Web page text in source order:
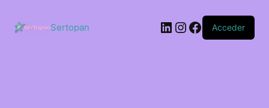
contenido
Sertopan LinkedIn
Instagram
Facebook
Acceder